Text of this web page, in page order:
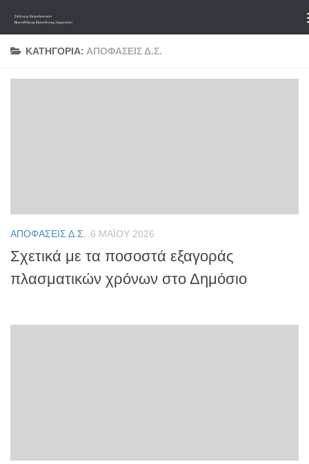
Skip to content
ΚΑΤΗΓΟΡΊΑ: ΑΠΟΦΆΣΕΙΣ Δ.Σ.
ΑΠΟΦΆΣΕΙΣ Δ.Σ. 6 ΜΑΪ́ΟΥ 2026
Σχετικά με τα ποσοστά εξαγοράς
πλασματικών χρόνων στο Δημόσιο